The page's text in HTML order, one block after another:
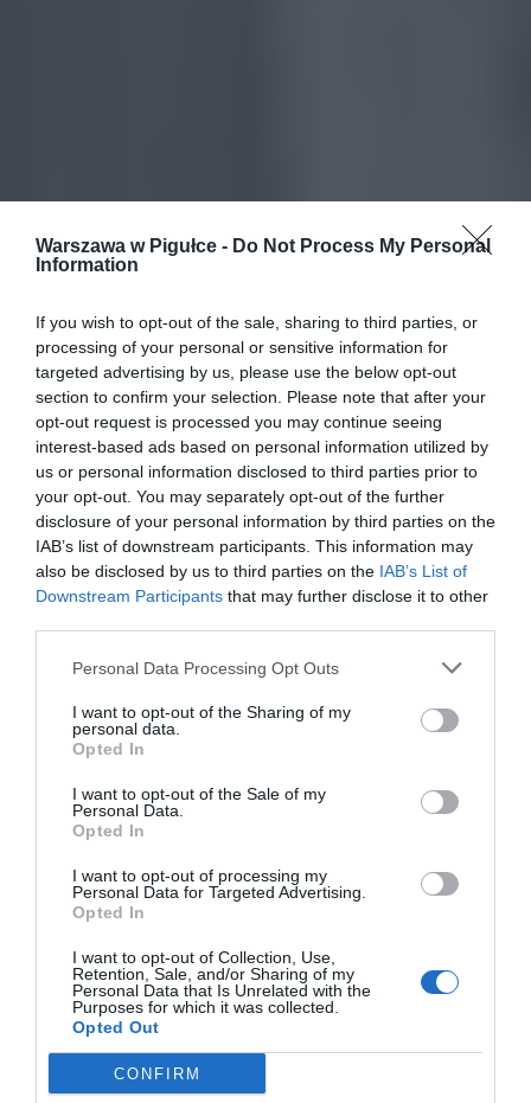
Warszawa w Pigułce - Do Not Process My Personal
Information
If you wish to opt-out of the sale, sharing to third parties, or
processing of your personal or sensitive information for
targeted advertising by us, please use the below opt-out
section to confirm your selection. Please note that after your
opt-out request is processed you may continue seeing
interest-based ads based on personal information utilized by
us or personal information disclosed to third parties prior to
your opt-out. You may separately opt-out of the further
disclosure of your personal information by third parties on the
IAB’s list of downstream participants. This information may
also be disclosed by us to third parties on the IAB’s List of
Downstream Participants that may further disclose it to other
Personal Data Processing Opt Outs
I want to opt-out of the Sharing of my
personal data.
Opted In
I want to opt-out of the Sale of my
Personal Data.
Opted In
I want to opt-out of processing my
Personal Data for Targeted Advertising.
Opted In
I want to opt-out of Collection, Use,
Retention, Sale, and/or Sharing of my
Personal Data that Is Unrelated with the
Purposes for which it was collected.
Opted Out
CONFIRM